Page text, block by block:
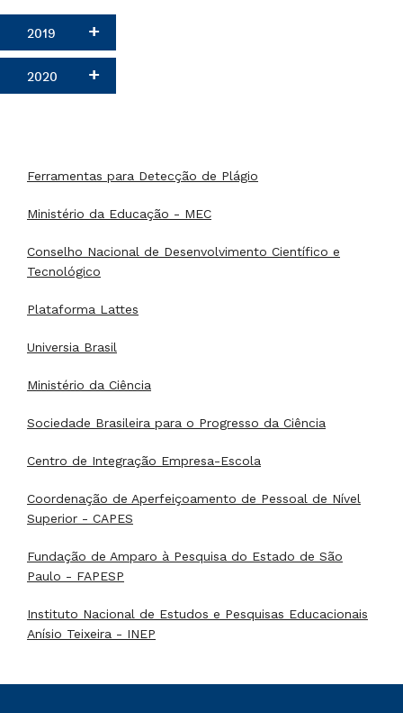
2019
2020
Ferramentas para Detecção de Plágio
Ministério da Educação - MEC
Conselho Nacional de Desenvolvimento Científico e
Tecnológico
Plataforma Lattes
Universia Brasil
Ministério da Ciência
Sociedade Brasileira para o Progresso da Ciência
Centro de Integração Empresa-Escola
Coordenação de Aperfeiçoamento de Pessoal de Nível
Superior - CAPES
Fundação de Amparo à Pesquisa do Estado de São
Paulo - FAPESP
Instituto Nacional de Estudos e Pesquisas Educacionais
Anísio Teixeira - INEP